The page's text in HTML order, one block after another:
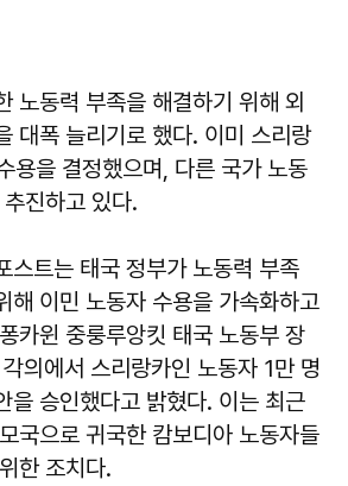
노동력 부족을 해결하기 위해 외
대폭 늘리기로 했다. 이미 스리랑
용을 결정했으며, 다른 국가 노동
진하고 있다.
스트는 태국 정부가 노동력 부족
해 이민 노동자 수용을 가속화하고
카윈 중룽루앙킷 태국 노동부 장
의에서 스리랑카인 노동자 1만 명
을 승인했다고 밝혔다. 이는 최근
국으로 귀국한 캄보디아 노동자들
한 조치다.